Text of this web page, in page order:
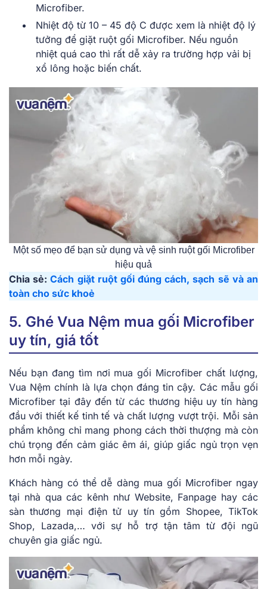
Microfiber.
Nhiệt độ từ 10 – 45 độ C được xem là nhiệt độ lý
tưởng để giặt ruột gối Microfiber. Nếu nguồn
nhiệt quá cao thì rất dễ xảy ra trường hợp vải bị
xổ lông hoặc biến chất.
Một số mẹo để bạn sử dụng và vệ sinh ruột gối Microfiber
hiệu quả
Chia sẻ:Cách giặt ruột gối đúng cách, sạch sẽ và an
toàn cho sức khoẻ
5. Ghé Vua Nệm mua gối Microfiber
uy tín, giá tốt
Nếu bạn đang tìm nơi mua gối Microfiber chất lượng,
Vua Nệm chính là lựa chọn đáng tin cậy. Các mẫu gối
Microfiber tại đây đến từ các thương hiệu uy tín hàng
đầu với thiết kế tinh tế và chất lượng vượt trội. Mỗi sản
phẩm không chỉ mang phong cách thời thượng mà còn
chú trọng đến cảm giác êm ái, giúp giấc ngủ trọn vẹn
hơn mỗi ngày.
Khách hàng có thể dễ dàng mua gối Microfiber ngay
tại nhà qua các kênh như Website, Fanpage hay các
sàn thương mại điện tử uy tín gồm Shopee, TikTok
Shop, Lazada,… với sự hỗ trợ tận tâm từ đội ngũ
chuyên gia giấc ngủ.